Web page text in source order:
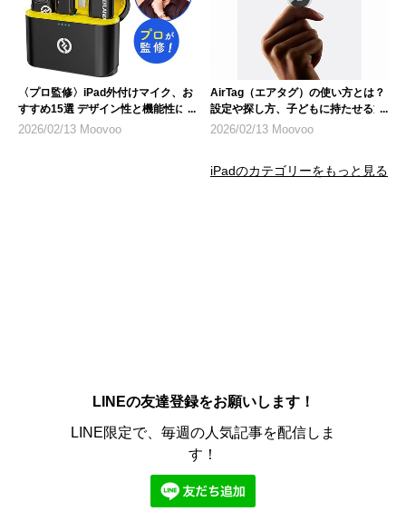
〈プロ監修〉iPad外付けマイク、お
すすめ15選 デザイン性と機能性に
も注目
2026/02/13 Moovoo
AirTag（エアタグ）の使い方とは？
設定や探し方、子どもに持たせる方
法、悪用リスクについて
2026/02/13 Moovoo
iPadのカテゴリーをもっと見る
LINEの友達登録をお願いします！
LINE限定で、毎週の人気記事を配信しま
す！